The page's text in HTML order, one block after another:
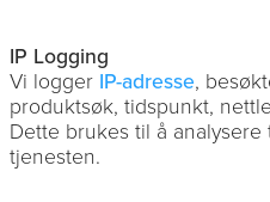
IP Logging
Vi logger IP-adresse,
produktsøk, tidspunkt,
Dette brukes til å
tjenesten.